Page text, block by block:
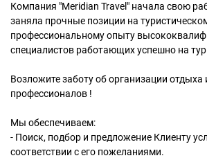
Компания "Meridian Travel" начала свою
заняла прочные позиции на
профессиональному опыту
специалистов работающих успешно на
Возложите заботу об организации отдыха
профессионалов !
Мы обеспечиваем:
- Поиск, подбор и предложение Клиенту
соответствии с его пожеланиями.